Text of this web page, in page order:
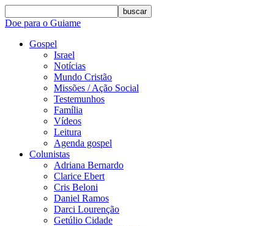
buscar
Doe para o Guiame
Gospel
Israel
Notícias
Mundo Cristão
Missões / Ação Social
Testemunhos
Família
Vídeos
Leitura
Agenda gospel
Colunistas
Adriana Bernardo
Clarice Ebert
Cris Beloni
Daniel Ramos
Darci Lourenção
Getúlio Cidade